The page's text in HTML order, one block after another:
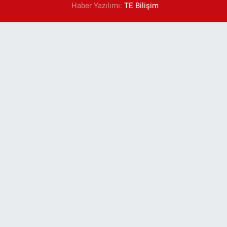
Haber Yazılımı:TE Bilişim